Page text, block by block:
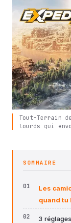
Tout-Terrain
lourds qui
SOMMAIRE
Les
quand tu
3